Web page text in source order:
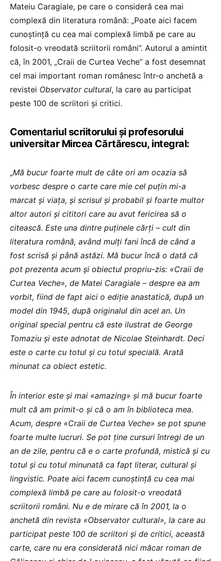
Mateiu Caragiale, pe care o consideră cea mai
complexă din literatura română: „Poate aici facem
cunoștință cu cea mai complexă limbă pe care au
folosit-o vreodată scriitorii români”. Autorul a amintit
că, în 2001, „Craii de Curtea Veche” a fost desemnat
cel mai important roman românesc într-o anchetă a
revistei Observator cultural, la care au participat
peste 100 de scriitori și critici.
Comentariul scriitorului și profesorului
universitar Mircea Cărtărescu, integral:
„Mă bucur foarte mult de câte ori am ocazia să
vorbesc despre o carte care mie cel puțin mi-a
marcat și viața, și scrisul și probabil și foarte multor
altor autori și cititori care au avut fericirea să o
citească. Este una dintre puținele cărți – cult din
literatura română, având mulți fani încă de când a
fost scrisă și până astăzi. Mă bucur încă o dată că
pot prezenta acum și obiectul propriu-zis: «Craii de
Curtea Veche», de Matei Caragiale – despre ea am
vorbit, fiind de fapt aici o ediție anastatică, după un
model din 1945, după originalul din acel an. Un
original special pentru că este ilustrat de George
Tomaziu și este adnotat de Nicolae Steinhardt. Deci
este o carte cu totul și cu totul specială. Arată
minunat ca obiect estetic.
În interior este și mai «amazing» și mă bucur foarte
mult că am primit-o și că o am în biblioteca mea.
Acum, despre «Craii de Curtea Veche» se pot spune
foarte multe lucruri. Se pot ține cursuri întregi de un
an de zile, pentru că e o carte profundă, mistică și cu
totul și cu totul minunată ca fapt literar, cultural și
lingvistic. Poate aici facem cunoștință cu cea mai
complexă limbă pe care au folosit-o vreodată
scriitorii români. Nu e de mirare că în 2001, la o
anchetă din revista «Observator cultural», la care au
participat peste 100 de scriitori și de critici, această
carte, care nu era considerată nici măcar roman de